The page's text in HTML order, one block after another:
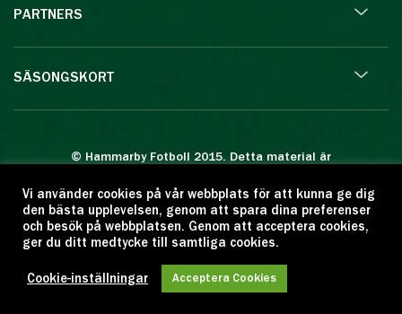
PARTNERS
SÄSONGSKORT
© Hammarby Fotboll 2015. Detta material är
Eftertryck eller annan kopiering är förbjuden.
Citera oss gärna men ange källan:
www.hammarbyfotboll.se. Ansvarig utgivare:
Love Gustafsson.
Vi använder cookies på vår webbplats för att kunna ge dig
den bästa upplevelsen, genom att spara dina preferenser
och besök på webbplatsen. Genom att acceptera cookies,
ger du ditt medtycke till samtliga cookies.
Cookie-inställningar Acceptera Cookies